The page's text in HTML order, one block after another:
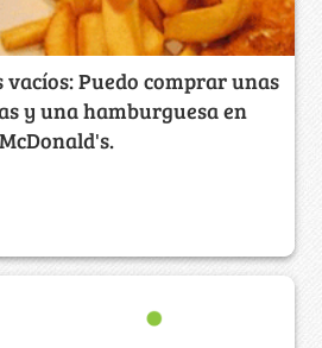
vacíos: Puedo comprar unas
y una hamburguesa en
McDonald's.